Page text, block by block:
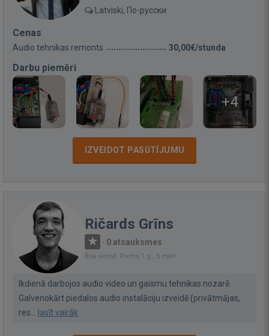
Latviski, По-русски
Cenas
Audio tehnikas remonts 30,00€/stunda
Darbu piemēri
+4
IZVEIDOT PASŪTĪJUMU
Ričards Grīns
· 0 atsauksmes
Bija vietnē: Pirms 1 g., 5 mēn.
Ikdienā darbojos audio video un gaismu tehnikas nozarē.
Galvenokārt piedalos audio instalāciju izveidē (privātmājas,
res... lasīt vairāk